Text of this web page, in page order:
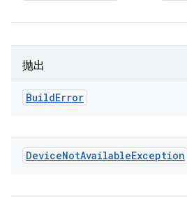
抛出
BuildError
DeviceNotAvailableException